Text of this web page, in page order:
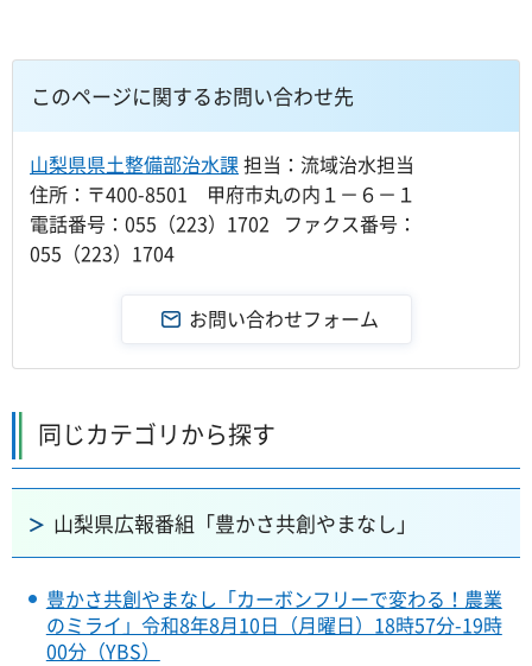
このページに関するお問い合わせ先
山梨県県土整備部治水課担当：流域治水担当
住所：〒400-8501 甲府市丸の内１－６－１
電話番号：055（223）1702 ファクス番号：
055（223）1704
同じカテゴリから探す
山梨県広報番組「豊かさ共創やまなし」
豊かさ共創やまなし「カーボンフリーで変わる！農業
のミライ」令和8年8月10日（月曜日）18時57分-19時
00分（YBS）